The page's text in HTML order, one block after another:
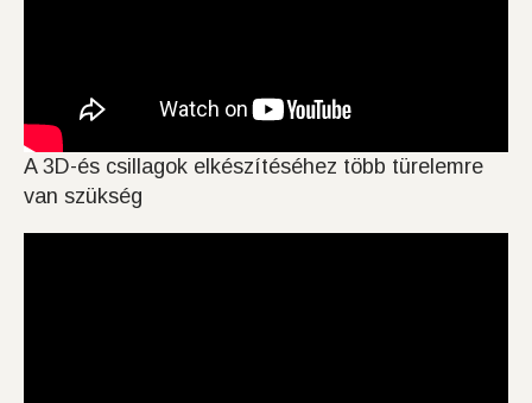
A 3D-és csillagok elkészítéséhez több türelemre
van szükség